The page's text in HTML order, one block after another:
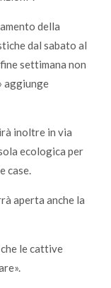
della
dal sabato al
settimana non
aggiunge
inoltre in via
ecologica per
case.
aperta anche la
le cattive